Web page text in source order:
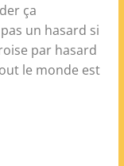
ça
un hasard si
par hasard
le monde est